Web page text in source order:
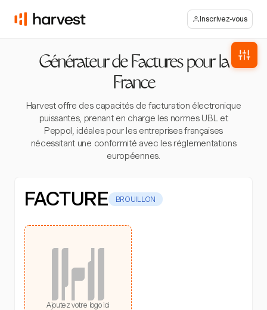
Inscrivez-vous
Générateur de Factures pour la
France
Harvest offre des capacités de facturation électronique
puissantes, prenant en charge les normes UBL et
Peppol, idéales pour les entreprises françaises
nécessitant une conformité avec les réglementations
européennes.
FACTURE BROUILLON
Ajoutez votre logo ici